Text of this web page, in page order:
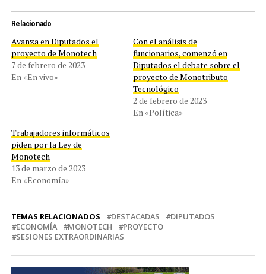
Relacionado
Avanza en Diputados el
proyecto de Monotech
7 de febrero de 2023
En «En vivo»
Con el análisis de
funcionarios, comenzó en
Diputados el debate sobre el
proyecto de Monotributo
Tecnológico
2 de febrero de 2023
En «Política»
Trabajadores informáticos
piden por la Ley de
Monotech
13 de marzo de 2023
En «Economía»
TEMAS RELACIONADOS DESTACADAS
DIPUTADOS
ECONOMÍA
MONOTECH
PROYECTO
SESIONES EXTRAORDINARIAS